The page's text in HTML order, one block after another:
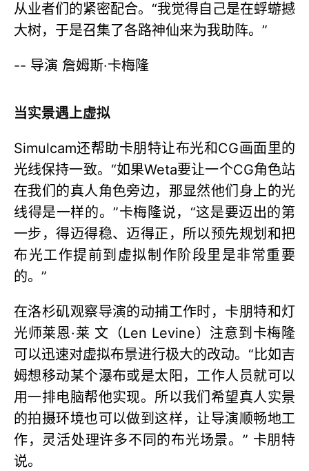
从业者们的紧密配合。“我觉得自己是在蜉蝣撼
大树，于是召集了各路神仙来为我助阵。”
-- 导演 詹姆斯·卡梅隆
当实景遇上虚拟
Simulcam还帮助卡朋特让布光和CG画面里的
光线保持一致。“如果Weta要让一个CG角色站
在我们的真人角色旁边，那显然他们身上的光
线得是一样的。”卡梅隆说，“这是要迈出的第
一步，得迈得稳、迈得正，所以预先规划和把
布光工作提前到虚拟制作阶段里是非常重要
的。”
在洛杉矶观察导演的动捕工作时，卡朋特和灯
光师莱恩·莱 文（Len Levine）注意到卡梅隆
可以迅速对虚拟布景进行极大的改动。“比如吉
姆想移动某个瀑布或是太阳，工作人员就可以
用一排电脑帮他实现。所以我们希望真人实景
的拍摄环境也可以做到这样，让导演顺畅地工
作，灵活处理许多不同的布光场景。” 卡朋特
说。